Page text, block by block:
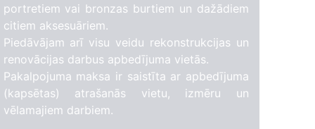
portretiem vai bronzas burtiem un dažādiem
citiem aksesuāriem.
Piedāvājam arī visu veidu rekonstrukcijas un
renovācijas darbus apbedījuma vietās.
Pakalpojuma maksa ir saistīta ar apbedījuma
(kapsētas) atrašanās vietu, izmēru un
vēlamajiem darbiem.